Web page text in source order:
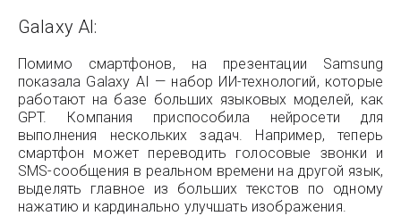
Galaxy AI:
Помимо смартфонов, на презентации Samsung
показала Galaxy AI — набор ИИ-технологий, которые
работают на базе больших языковых моделей, как
GPT. Компания приспособила нейросети для
выполнения нескольких задач. Например, теперь
смартфон может переводить голосовые звонки и
SMS-сообщения в реальном времени на другой язык,
выделять главное из больших текстов по одному
нажатию и кардинально улучшать изображения.